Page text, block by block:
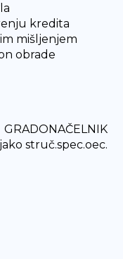
kredita
mišljenjem
obrade
GRADONAČELNIK
struč.spec.oec.